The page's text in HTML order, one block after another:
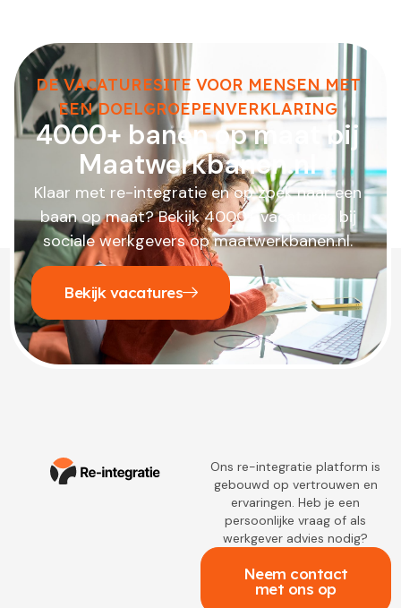
DE VACATURESITE VOOR MENSEN MET
EEN DOELGROEPENVERKLARING
4000+ banen op maat bij
Maatwerkbanen.nl
Klaar met re-integratie en op zoek naar een
baan op maat? Bekijk 4000+ vacatures bij
sociale werkgevers op maatwerkbanen.nl.
Bekijk vacatures
Ons re-integratie platform is
gebouwd op vertrouwen en
ervaringen. Heb je een
persoonlijke vraag of als
werkgever advies nodig?
Neem contact
met ons op